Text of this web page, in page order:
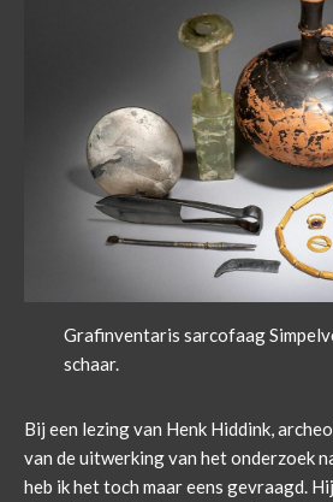
Grafinventaris sarcofaag
schaar.
Bij een lezing van Henk Hiddink,
van de uitwerking van het onderzoek
heb ik het toch maar eens gevraagd.